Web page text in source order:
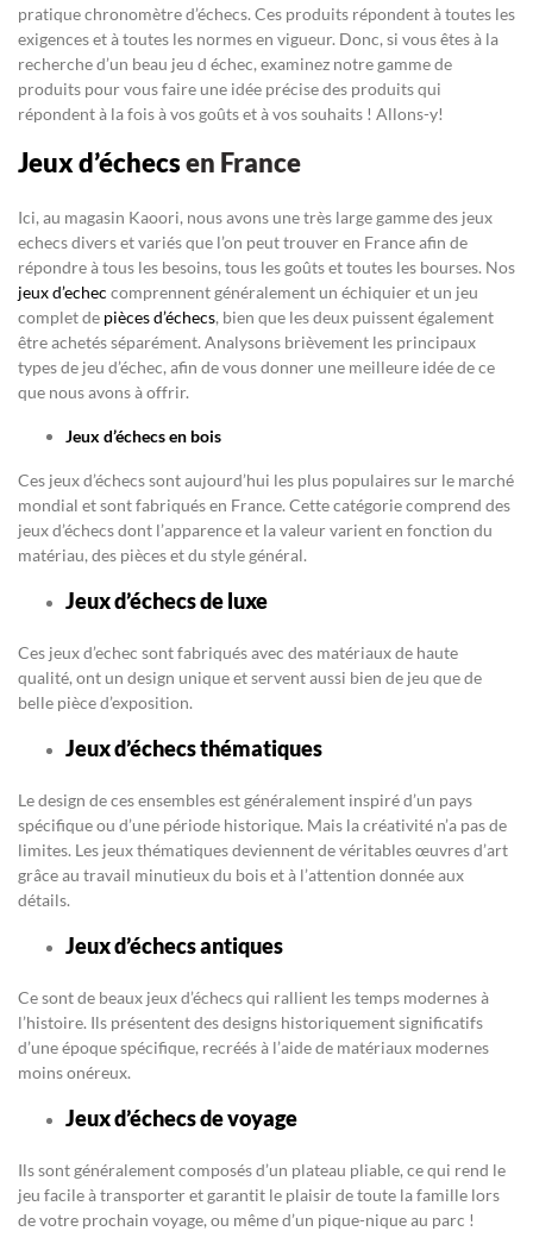
pratique chronomètre d’échecs. Ces produits répondent à toutes les
exigences et à toutes les normes en vigueur. Donc, si vous êtes à la
recherche d’un beau jeu d échec, examinez notre gamme de
produits pour vous faire une idée précise des produits qui
répondent à la fois à vos goûts et à vos souhaits ! Allons-y!
Jeux d’échecsen France
Ici, au magasin Kaoori, nous avons une très large gamme des jeux
echecs divers et variés que l’on peut trouver en France afin de
répondre à tous les besoins, tous les goûts et toutes les bourses. Nos
jeux d’echec comprennent généralement un échiquier et un jeu
complet de pièces d’échecs, bien que les deux puissent également
être achetés séparément. Analysons brièvement les principaux
types de jeu d’échec, afin de vous donner une meilleure idée de ce
que nous avons à offrir.
Jeux d’échecs en bois
Ces jeux d’échecs sont aujourd’hui les plus populaires sur le marché
mondial et sont fabriqués en France. Cette catégorie comprend des
jeux d’échecs dont l’apparence et la valeur varient en fonction du
matériau, des pièces et du style général.
Jeux d’échecs de luxe
Ces jeux d’echec sont fabriqués avec des matériaux de haute
qualité, ont un design unique et servent aussi bien de jeu que de
belle pièce d’exposition.
Jeux d’échecs thématiques
Le design de ces ensembles est généralement inspiré d’un pays
spécifique ou d’une période historique. Mais la créativité n’a pas de
limites. Les jeux thématiques deviennent de véritables œuvres d’art
grâce au travail minutieux du bois et à l’attention donnée aux
détails.
Jeux d’échecs antiques
Ce sont de beaux jeux d’échecs qui rallient les temps modernes à
l’histoire. Ils présentent des designs historiquement significatifs
d’une époque spécifique, recréés à l’aide de matériaux modernes
moins onéreux.
Jeux d’échecs de voyage
Ils sont généralement composés d’un plateau pliable, ce qui rend le
jeu facile à transporter et garantit le plaisir de toute la famille lors
de votre prochain voyage, ou même d’un pique-nique au parc !